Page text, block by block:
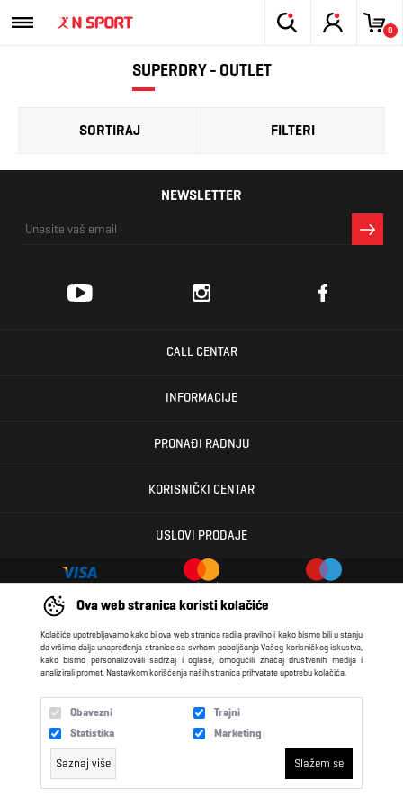
0
Ova web stranica koristi kolačiće
Kolačiće upotrebljavamo kako bi ova web stranica radila pravilno i kako bismo bili u stanju
da vršimo dalja unapređenja stranice sa svrhom poboljšanja Vašeg korisničkog iskustva,
kako bismo personalizovali sadržaj i oglase, omogućili značaj društvenih medija i
analizirali promet. Nastavkom korišćenja naših stranica prihvatate upotrebu kolačića.
Obavezni
Trajni
Statistika
Marketing
Saznaj više Slažem se
SUPERDRY - OUTLET
SORTIRAJ FILTERI
NEWSLETTER
CALL CENTAR
INFORMACIJE
PRONAĐI RADNJU
KORISNIČKI CENTAR
USLOVI PRODAJE
N SPORT 2026 created byEnetel Solutions